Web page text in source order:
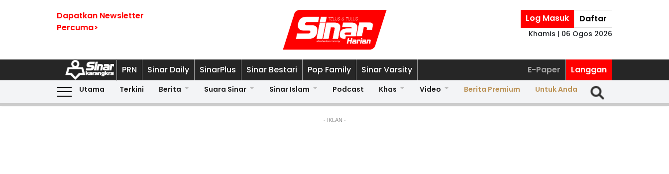
Dapatkan Newsletter
Percuma>
Log Masuk Daftar
Khamis | 06 Ogos 2026
PRN Sinar Daily SinarPlus Sinar Bestari Pop Family Sinar Varsity E-Paper Langgan
Utama Terkini Berita Suara Sinar Sinar Islam Podcast Khas Video Berita Premium Untuk Anda
- IKLAN -